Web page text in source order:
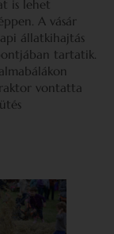
is lehet
A vásár
állatkihajtás
tartatik.
vontatta